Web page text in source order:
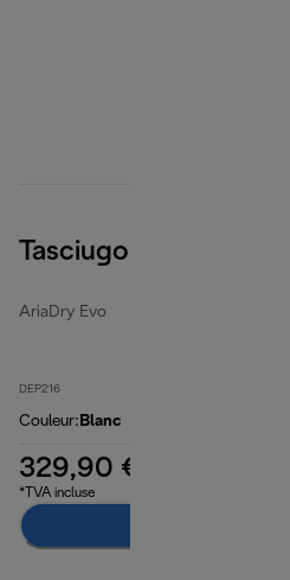
Tasciugo AriadDry Evo
AriaDry Evo
DEP216
Couleur: Blanc
329,90 €
*TVA incluse